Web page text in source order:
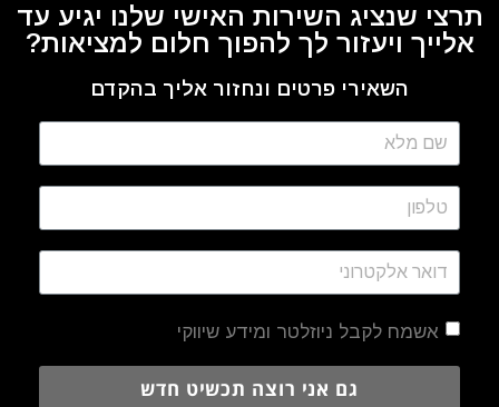
תרצי שנציג השירות האישי שלנו יגיע עד
אלייך ויעזור לך להפוך חלום למציאות?
השאירי פרטים ונחזור אליך בהקדם
אשמח לקבל ניוזלטר ומידע שיווקי
גם אני רוצה תכשיט חדש